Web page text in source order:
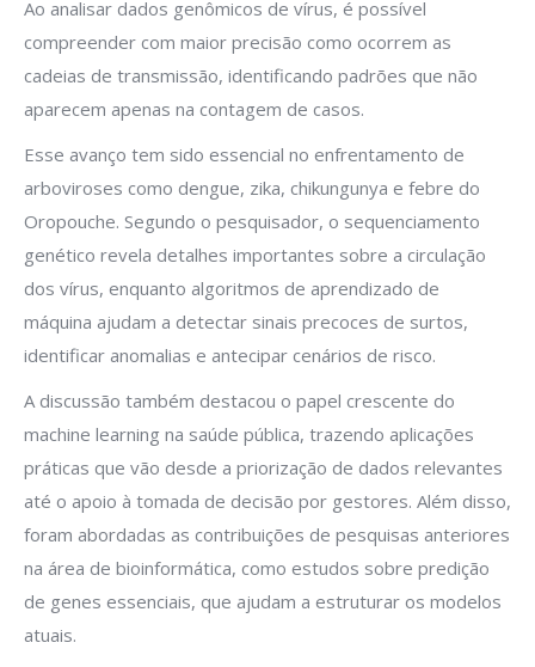
Ao analisar dados genômicos de vírus, é possível
compreender com maior precisão como ocorrem as
cadeias de transmissão, identificando padrões que não
aparecem apenas na contagem de casos.
Esse avanço tem sido essencial no enfrentamento de
arboviroses como dengue, zika, chikungunya e febre do
Oropouche. Segundo o pesquisador, o sequenciamento
genético revela detalhes importantes sobre a circulação
dos vírus, enquanto algoritmos de aprendizado de
máquina ajudam a detectar sinais precoces de surtos,
identificar anomalias e antecipar cenários de risco.
A discussão também destacou o papel crescente do
machine learning na saúde pública, trazendo aplicações
práticas que vão desde a priorização de dados relevantes
até o apoio à tomada de decisão por gestores. Além disso,
foram abordadas as contribuições de pesquisas anteriores
na área de bioinformática, como estudos sobre predição
de genes essenciais, que ajudam a estruturar os modelos
atuais.